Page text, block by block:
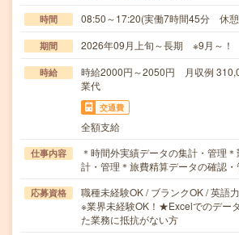
時間 08:50～17:20(実働7時間45分 休
期間 2026年09月上旬～長期 ※9月～！
時給
時給2000円～2050円 月収例
業代
交通費
全額支給
仕事内容
＊時間外実績データの集計・管理
計・管理＊旅費精算データの確認
応募資格
職種未経験OK / ブランクOK / 英語
※業界未経験OK！★Excelでのデー
た業務に抵抗がない方